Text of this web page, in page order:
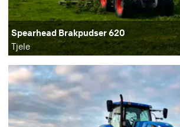
Spearhead Brakpudser 620
Tjele